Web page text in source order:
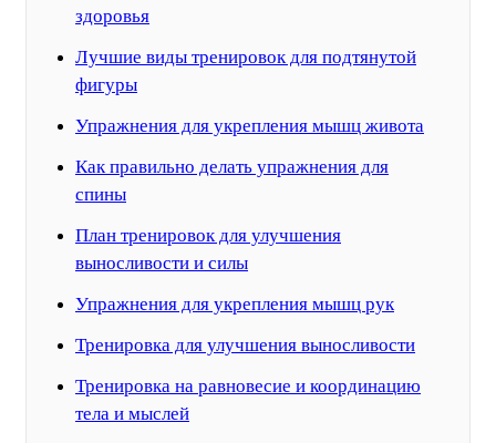
здоровья
Лучшие виды тренировок для подтянутой
фигуры
Упражнения для укрепления мышц живота
Как правильно делать упражнения для
спины
План тренировок для улучшения
выносливости и силы
Упражнения для укрепления мышц рук
Тренировка для улучшения выносливости
Тренировка на равновесие и координацию
тела и мыслей